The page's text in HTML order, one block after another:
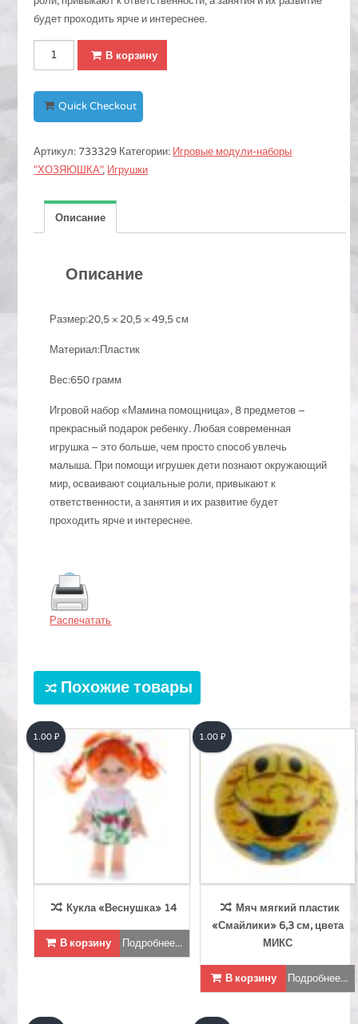
будет проходить ярче и интереснее.
Количество
"Мамина
помощница",
предметов
В корзину
Quick Checkout
Артикул: 733329 Категории: Игровые модули-наборы
"ХОЗЯЮШКА", Игрушки
Описание
Описание
Размер:20,5 × 20,5 × 49,5 см
Материал:Пластик
Вес:650 грамм
Игровой набор «Мамина помощница», 8 предметов –
прекрасный подарок ребенку. Любая современная
игрушка – это больше, чем просто способ увлечь
малыша. При помощи игрушек дети познают окружающий
мир, осваивают социальные роли, привыкают к
ответственности, а занятия и их развитие будет
проходить ярче и интереснее.
Распечатать
Похожие товары
Кукла «Веснушка» 14
1.00₽
В корзину Подробнее...
Мяч мягкий пластик
«Смайлики» 6,3 см, цвета
МИКС
1.00 ₽
В корзину Подробнее...